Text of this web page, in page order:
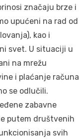
značaju brze i
upućeni na rad od
kao i
svet. U situaciji u
na mrežu
i plaćanje računa
se odlučili.
zabavne
putem društvenih
svih